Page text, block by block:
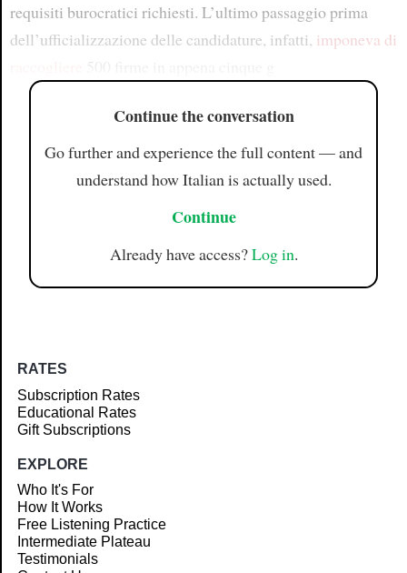
requisiti burocratici richiesti. L’ultimo passaggio prima
dell’ufficializzazione delle candidature, infatti, imponeva di
Continue the conversation
Go further and experience the full content — and
understand how Italian is actually used.
Continue
Already have access?Log in.
RATES
Subscription Rates
Educational Rates
Gift Subscriptions
EXPLORE
Who It's For
How It Works
Free Listening Practice
Intermediate Plateau
Testimonials